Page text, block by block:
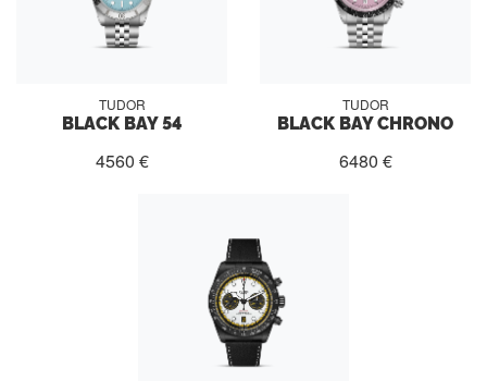
TUDOR
BLACK BAY 54
4560 €
TUDOR
BLACK BAY CHRONO
6480 €